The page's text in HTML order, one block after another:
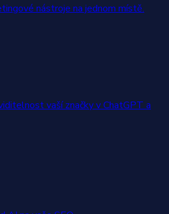
nástroje na jednom místě.
vaší značky v ChatGPT a